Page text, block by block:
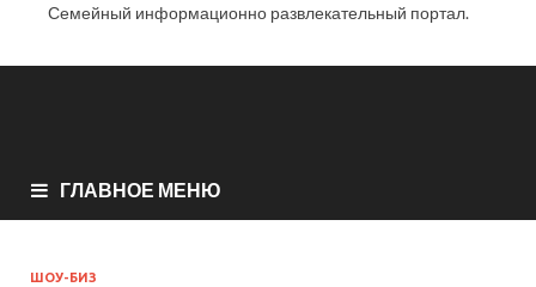
Семейный информационно развлекательный портал.
ГЛАВНОЕ МЕНЮ
ШОУ-БИЗ